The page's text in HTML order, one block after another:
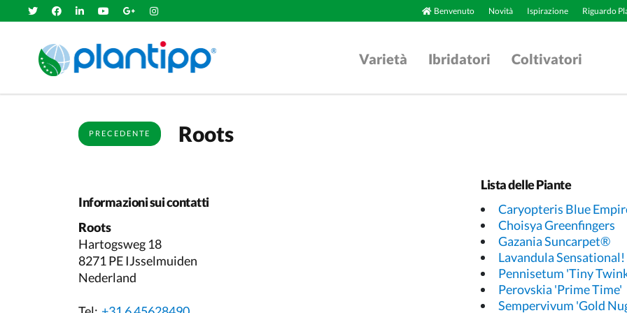
Benvenuto Novità Ispirazione Riguardo
Varietà Ibridatori Coltivatori
PRECEDENTE Roots
Informazioni sui contatti
Roots
Hartogsweg 18
8271 PE IJsselmuiden
Nederland
Lista delle Piante
Caryopteris Blue
Choisya Greenfingers
Gazania Suncarpet®
Lavandula Sensational!
Pennisetum 'Tiny
Perovskia 'Prime Time'
Sempervivum 'Gold